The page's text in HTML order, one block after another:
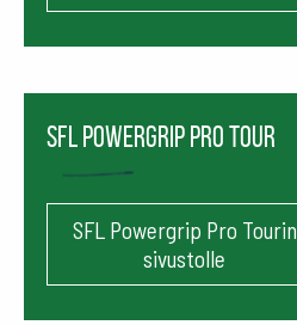
SFL Powergrip Pro Tour
SFL Powergrip Pro Tourin
sivustolle